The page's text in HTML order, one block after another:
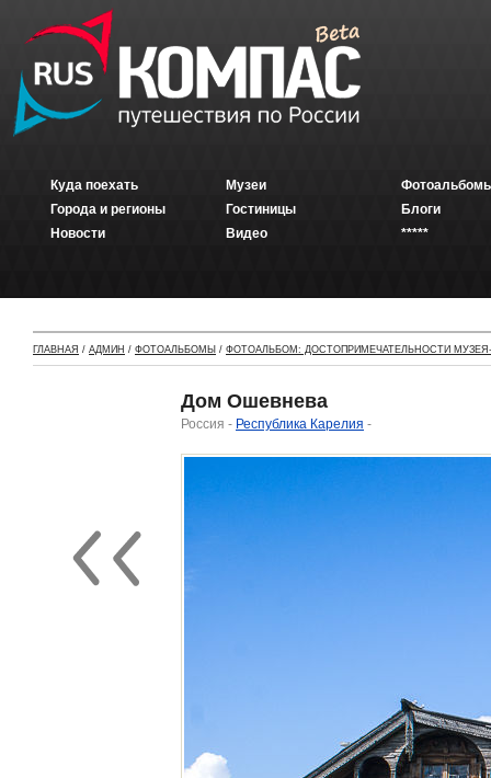
Куда поехать
Города и регионы
Новости
Музеи
Гостиницы
Видео
Блоги
*****
ГЛАВНАЯ / АДМИН / ФОТОАЛЬБОМЫ / ФОТОАЛЬБОМ: ДОСТОПРИМЕЧАТЕЛЬНОСТИ
Дом Ошевнева
Россия - Республика Карелия -